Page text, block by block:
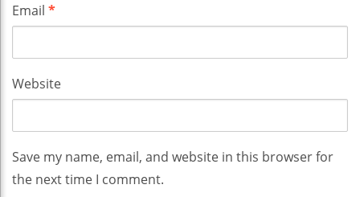
Email *
Website
Save my name, email, and website in this browser for
the next time I comment.